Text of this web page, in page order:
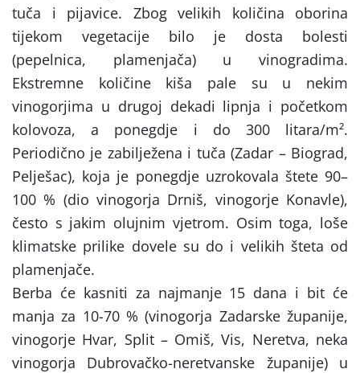
tuča i pijavice. Zbog velikih količina oborina
tijekom vegetacije bilo je dosta bolesti
(pepelnica, plamenjača) u vinogradima.
Ekstremne količine kiša pale su u nekim
vinogorjima u drugoj dekadi lipnja i početkom
kolovoza, a ponegdje i do 300 litara/m².
Periodično je zabilježena i tuča (Zadar – Biograd,
Pelješac), koja je ponegdje uzrokovala štete 90–
100 % (dio vinogorja Drniš, vinogorje Konavle),
često s jakim olujnim vjetrom. Osim toga, loše
klimatske prilike dovele su do i velikih šteta od
plamenjače.
Berba će kasniti za najmanje 15 dana i bit će
manja za 10-70 % (vinogorja Zadarske županije,
vinogorje Hvar, Split – Omiš, Vis, Neretva, neka
vinogorja Dubrovačko-neretvanske županije) u